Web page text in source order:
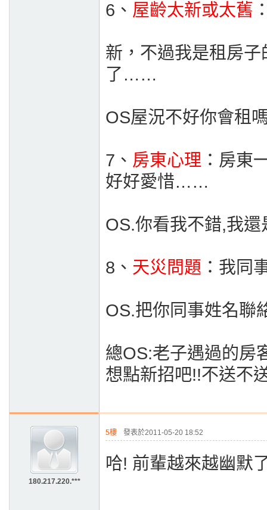
6、 屋齡太新或太舊
新，不過我是租房
了……
OS屋況不好你會租
7、 房東心理 ：房東
好好愛惜……
OS.你看我不錯,我
8、 天災問題 ：我同
OS.把你同事姓名聯
總OS:老子遇過的房
想點新招吧!!不送不
180.217.220.***
5樓 發表於2011-05-20 18:52
哈! 前輩越來越幽默